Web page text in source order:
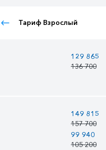
Тариф Взрослый
129 865
136 700
149 815
157 700
99 940
105 200